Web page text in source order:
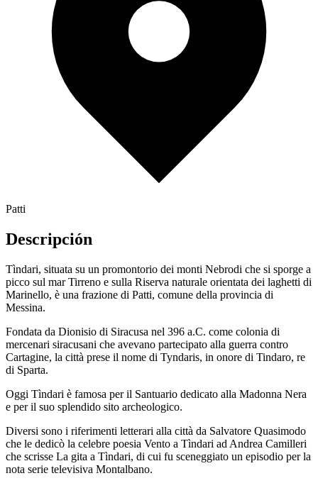
Patti
Descripción
Tìndari, situata su un promontorio dei monti Nebrodi che si sporge a
picco sul mar Tirreno e sulla Riserva naturale orientata dei laghetti di
Marinello, è una frazione di Patti, comune della provincia di
Messina.
Fondata da Dionisio di Siracusa nel 396 a.C. come colonia di
mercenari siracusani che avevano partecipato alla guerra contro
Cartagine, la città prese il nome di Tyndaris, in onore di Tindaro, re
di Sparta.
Oggi Tìndari è famosa per il Santuario dedicato alla Madonna Nera
e per il suo splendido sito archeologico.
Diversi sono i riferimenti letterari alla città da Salvatore Quasimodo
che le dedicò la celebre poesia Vento a Tìndari ad Andrea Camilleri
che scrisse La gita a Tìndari, di cui fu sceneggiato un episodio per la
nota serie televisiva Montalbano.